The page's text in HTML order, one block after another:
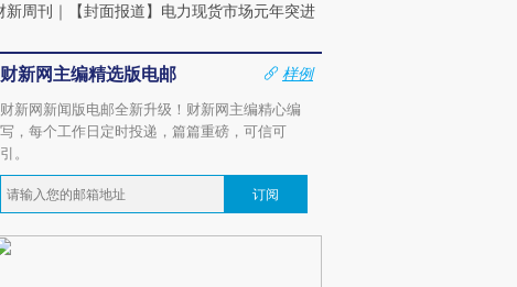
新周刊 ｜ 【封面报道】电力现货市场元年突进
财新网主编精选版电邮
样例
财新网新闻版电邮全新升级！财新网主编精心编
写，每个工作日定时投递，篇篇重磅，可信可
引。
订阅